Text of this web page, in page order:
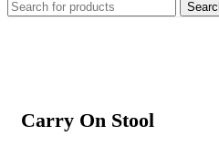
Carry On Stool